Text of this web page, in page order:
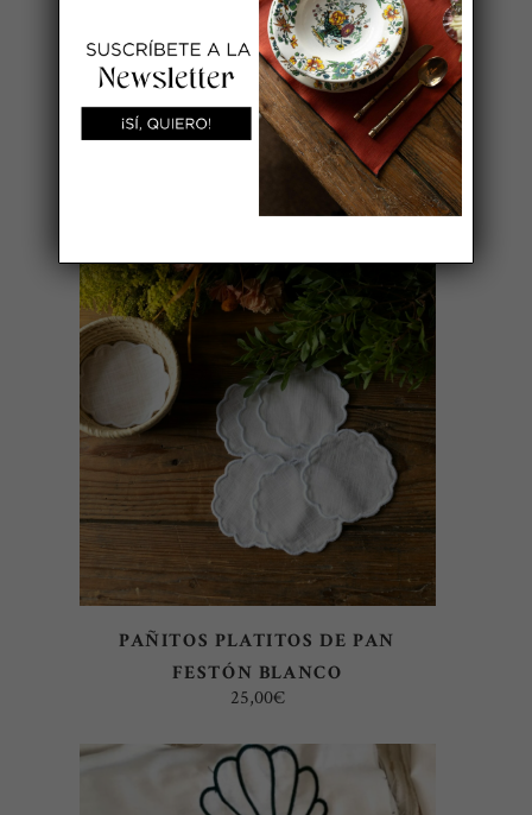
También te recomendamos…
Agotado
LEER MÁS
PAÑITOS PLATITOS DE PAN
FESTÓN BLANCO
25,00€